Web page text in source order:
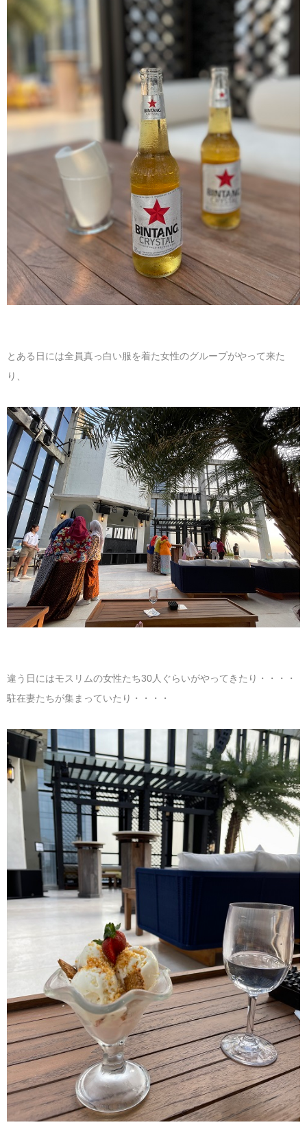
とある日には全員真っ白い服を着た女性のグループがやって来た
り、
違う日にはモスリムの女性たち30人ぐらいがやってきたり・・・・
駐在妻たちが集まっていたり・・・・